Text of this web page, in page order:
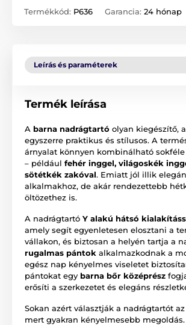
Termékkód: P636 Garancia: 24 hónap
Leírás és paraméterek
Termék leírása
A barna nadrágtartó olyan kiegészítő,
egyszerre praktikus és stílusos. A
árnyalat könnyen kombinálható
– például fehér inggel, világoskék
sötétkék zakóval. Emiatt jól illik
alkalmakhoz, de akár rendezettebb
öltözethez is.
A nadrágtartó Y alakú hátsó
amely segít egyenletesen elosztani a
vállakon, és biztosan a helyén tartja a
rugalmas pántok alkalmazkodnak a
egész nap kényelmes viseletet
pántokat egy barna bőr középrész
erősíti a szerkezetet és elegáns
Sokan azért választják a nadrágtartót
mert gyakran kényelmesebb megoldás.